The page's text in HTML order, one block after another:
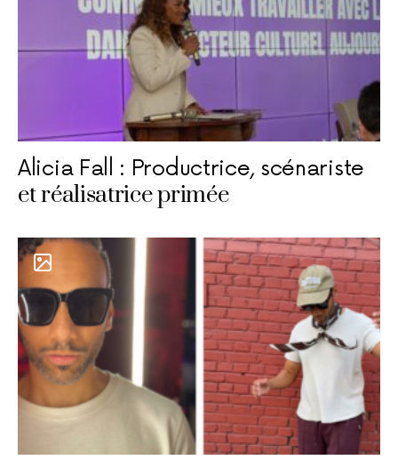
Alicia Fall : Productrice, scénariste
et réalisatrice primée